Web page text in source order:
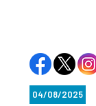
04/08/2025